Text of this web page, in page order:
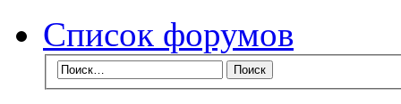
Список форумов